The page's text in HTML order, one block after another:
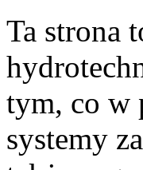
Ta strona
tym, co w
systemy